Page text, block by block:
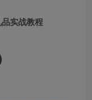
实战教程